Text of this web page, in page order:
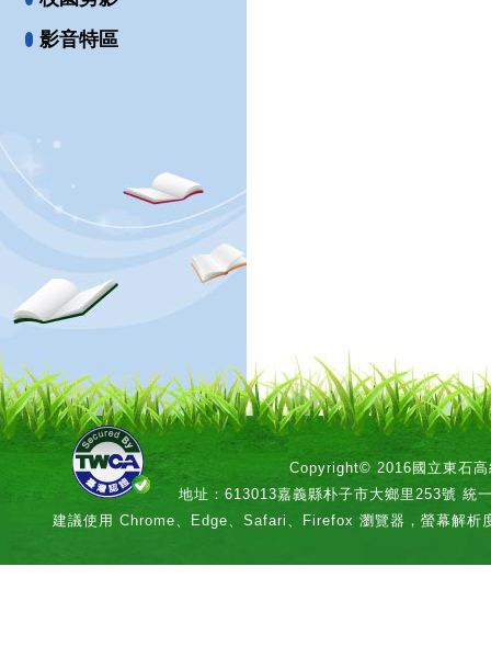
影音特區
Copyright© 2016國立東石高
地址：613013嘉義縣朴子市大鄉里253號 統
建議使用 Chrome、Edge、Safari、Firefox 瀏覽器，螢幕解